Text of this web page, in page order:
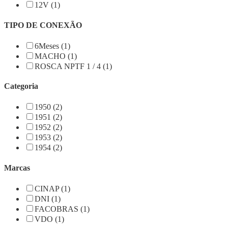
12V (1)
TIPO DE CONEXÃO
6Meses (1)
MACHO (1)
ROSCA NPTF 1 / 4 (1)
Categoria
1950 (2)
1951 (2)
1952 (2)
1953 (2)
1954 (2)
Marcas
CINAP (1)
DNI (1)
FACOBRAS (1)
VDO (1)